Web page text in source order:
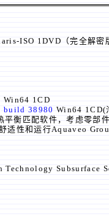
ISO 1DVD（完全解密
Win64 1CD
build 38980 Win64 1CD(
衡匹配软件，考虑零部
适性和运行Aquaveo
Technology